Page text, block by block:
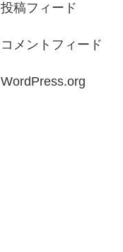
投稿フィード
コメントフィード
WordPress.org